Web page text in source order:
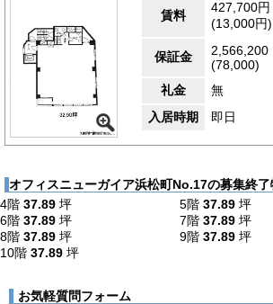
賃料
427,700円
(13,000円)
保証金
2,566,200
(78,000)
礼金
無
入居時期
即日
オフィスニューガイア浜松町No.17の募集終了
4階 37.89 坪 5階 37.89 坪
6階 37.89 坪 7階 37.89 坪
8階 37.89 坪 9階 37.89 坪
10階 37.89 坪
お気軽質問フォーム